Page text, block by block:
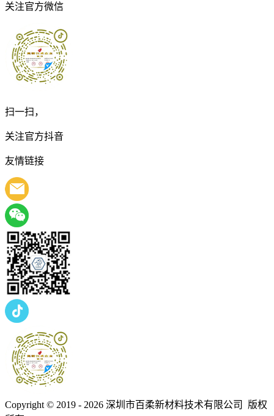
关注官方微信
扫一扫，
关注官方抖音
友情链接
Copyright © 2019 - 2026 深圳市百柔新材料技术有限公司 版权